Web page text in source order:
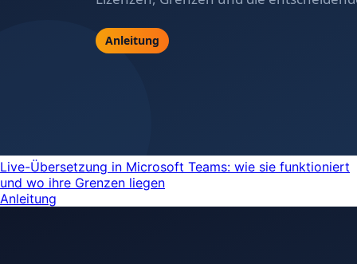
Live-Übersetzung in Microsoft Teams: wie sie funktioniert
und wo ihre Grenzen liegen
Anleitung